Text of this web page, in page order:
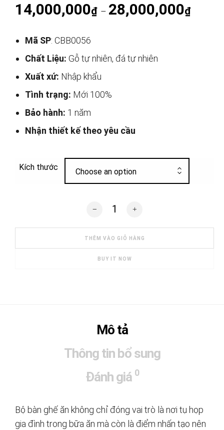
14,000,000₫ – 28,000,000₫
Mã SP: CBB0056
Chất Liệu: Gỗ tự nhiên, đá tự nhiên
Xuất xứ: Nhập khẩu
Tình trạng: Mới 100%
Bảo hành: 1 năm
Nhận thiết kế theo yêu cầu
Kích thước
Choose an option
Bộ bàn ghế ăn hiện đại CBB0056 số
THÊM VÀO GIỎ HÀNG
BUY IT NOW
Mô tả
Thông tin bổ sung
Đánh giá 0
Bộ bàn ghế ăn không chỉ đóng vai trò là nơi tụ họp
gia đình trong bữa ăn mà còn là điểm nhấn tạo nên